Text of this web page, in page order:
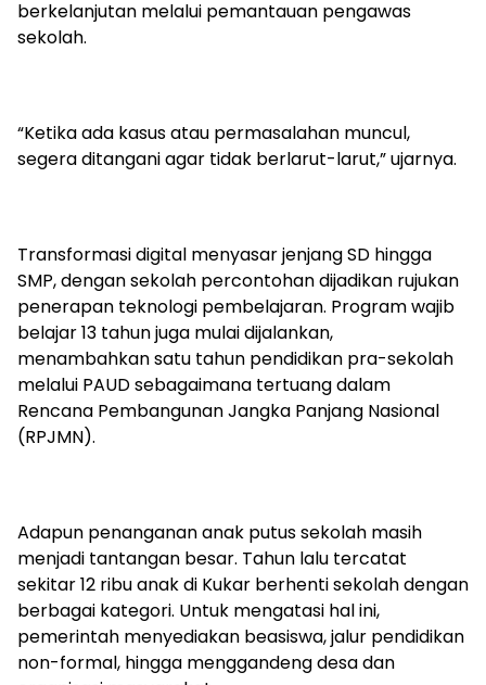
berkelanjutan melalui pemantauan pengawas
sekolah.
“Ketika ada kasus atau permasalahan muncul,
segera ditangani agar tidak berlarut-larut,” ujarnya.
Transformasi digital menyasar jenjang SD hingga
SMP, dengan sekolah percontohan dijadikan rujukan
penerapan teknologi pembelajaran. Program wajib
belajar 13 tahun juga mulai dijalankan,
menambahkan satu tahun pendidikan pra-sekolah
melalui PAUD sebagaimana tertuang dalam
Rencana Pembangunan Jangka Panjang Nasional
(RPJMN).
Adapun penanganan anak putus sekolah masih
menjadi tantangan besar. Tahun lalu tercatat
sekitar 12 ribu anak di Kukar berhenti sekolah dengan
berbagai kategori. Untuk mengatasi hal ini,
pemerintah menyediakan beasiswa, jalur pendidikan
non-formal, hingga menggandeng desa dan